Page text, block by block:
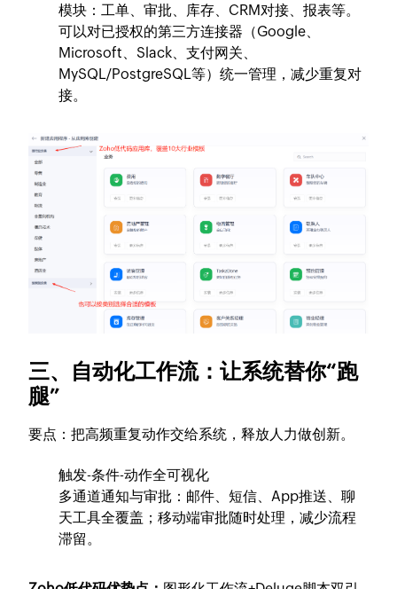
模块：工单、审批、库存、CRM对接、报表等。
可以对已授权的第三方连接器（Google、
Microsoft、Slack、支付网关、
MySQL/PostgreSQL等）统一管理，减少重复对
接。
三、自动化工作流：让系统替你“跑
腿”
要点：把高频重复动作交给系统，释放人力做创新。
触发-条件-动作全可视化
多通道通知与审批：邮件、短信、App推送、聊
天工具全覆盖；移动端审批随时处理，减少流程
滞留。